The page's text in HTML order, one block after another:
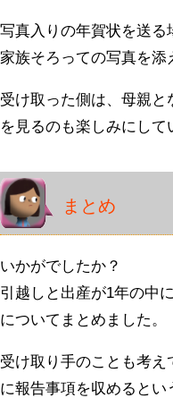
写真入りの年賀状を送る
家族そろっての写真を添
受け取った側は、母親
を見るのも楽しみにして
まとめ
いかがでしたか？
引越しと出産が1年の中
についてまとめました。
受け取り手のことも考え
に報告事項を収めるとい